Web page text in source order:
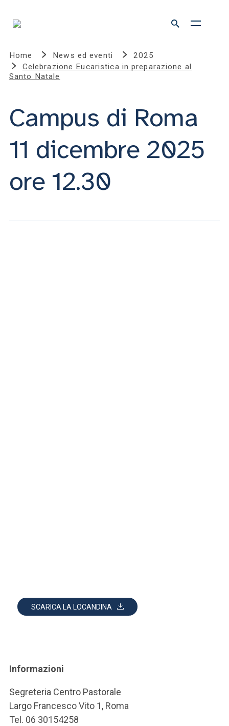
Home News ed eventi
2025
Celebrazione Eucaristica in preparazione al
Santo Natale
Campus di Roma
11 dicembre 2025
ore 12.30
SCARICA LA LOCANDINA
Informazioni
Segreteria Centro Pastorale
Largo Francesco Vito 1, Roma
Tel. 06 30154258